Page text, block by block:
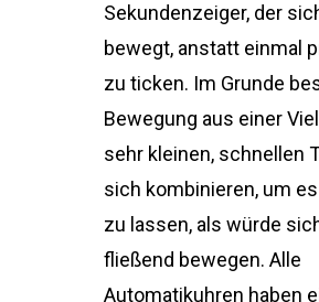
Sekundenzeiger, der
bewegt, anstatt einmal
zu ticken. Im Grunde
Bewegung aus einer
sehr kleinen, schnellen
sich kombinieren, um
zu lassen, als würde
fließend bewegen. Alle
Automatikuhren haben